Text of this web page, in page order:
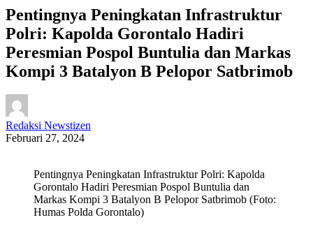
Pentingnya Peningkatan Infrastruktur
Polri: Kapolda Gorontalo Hadiri
Peresmian Pospol Buntulia dan Markas
Kompi 3 Batalyon B Pelopor Satbrimob
Redaksi Newstizen
Februari 27, 2024
Pentingnya Peningkatan Infrastruktur Polri: Kapolda
Gorontalo Hadiri Peresmian Pospol Buntulia dan
Markas Kompi 3 Batalyon B Pelopor Satbrimob (Foto:
Humas Polda Gorontalo)